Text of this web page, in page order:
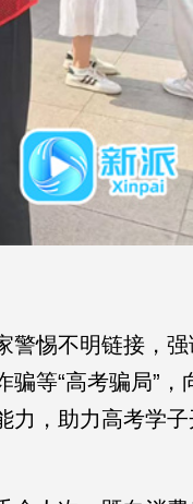
惕不明链接，强
等“高考骗局”，
力，助力高考学子